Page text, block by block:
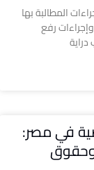
المطالبة بها
رفع
في مصر:
وحقوق